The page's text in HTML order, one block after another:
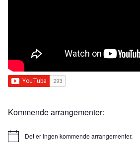
Kommende arrangementer:
MerknadDet er ingen kommende arrangementer.